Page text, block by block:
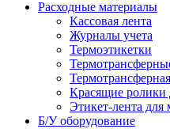
Расходные материалы
Кассовая лента
Журналы учета
Термоэтикетки
Красящие ролики
Этикет-лента для
Б/У оборудование